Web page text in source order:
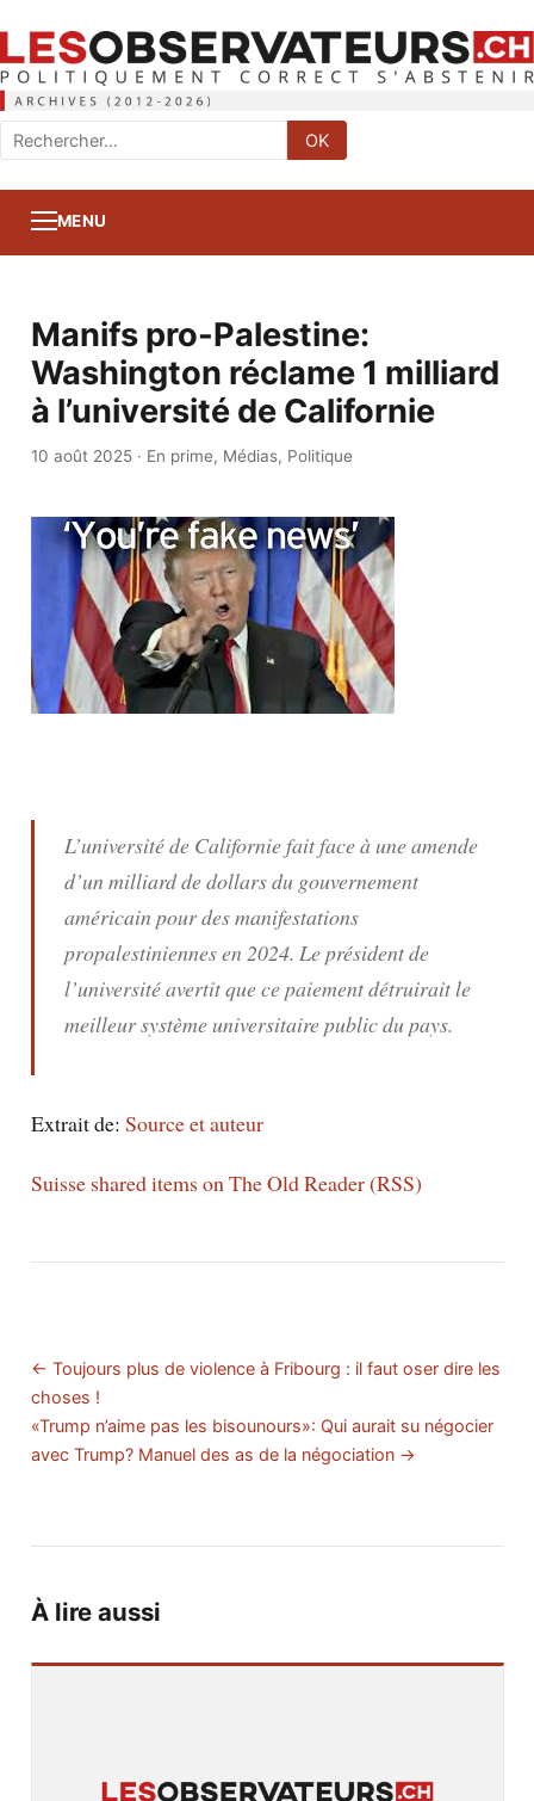
Rechercher
:
OK
MENU
Manifs pro-Palestine:
Washington réclame 1 milliard
à l’université de Californie
10 août 2025· En prime, Médias, Politique
L’université de Californie fait face à une amende
d’un milliard de dollars du gouvernement
américain pour des manifestations
propalestiniennes en 2024. Le président de
l’université avertit que ce paiement détruirait le
meilleur système universitaire public du pays.
Extrait de: Source et auteur
Suisse shared items on The Old Reader (RSS)
← Toujours plus de violence à Fribourg : il faut oser dire les
choses !
«Trump n’aime pas les bisounours»: Qui aurait su négocier
avec Trump? Manuel des as de la négociation →
À lire aussi